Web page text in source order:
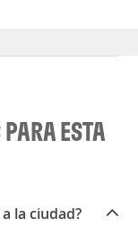
ESTA
la ciudad?